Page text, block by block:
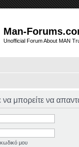
Man-
Unofficial Forum About MAN
να μπορείτε να
μου